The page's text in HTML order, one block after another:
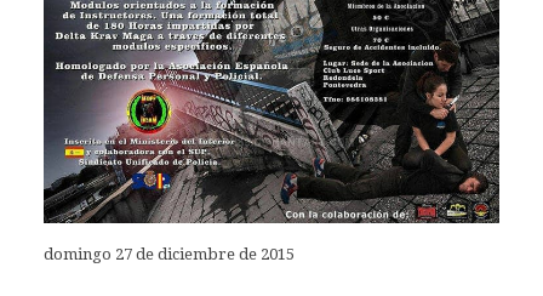
domingo 27 de diciembre de 2015